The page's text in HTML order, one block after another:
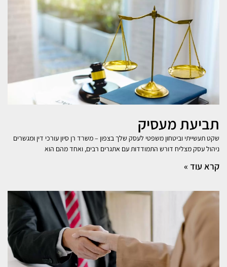
תביעת מעסיק
שקט תעשייתי וביטחון משפטי לעסק שלך בצפון – משרד רן סיון עורכי דין ומגשרים
ניהול עסק מצליח דורש התמודדות עם אתגרים רבים, ואחד מהם הוא
קרא עוד »